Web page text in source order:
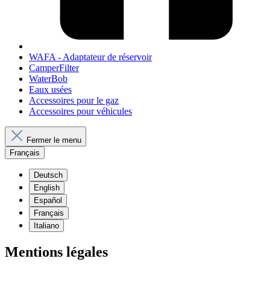
WAFA - Adaptateur de réservoir
CamperFilter
WaterBob
Eaux usées
Accessoires pour le gaz
Accessoires pour véhicules
Fermer le menu
Français
Deutsch
English
Español
Français
Italiano
Mentions légales